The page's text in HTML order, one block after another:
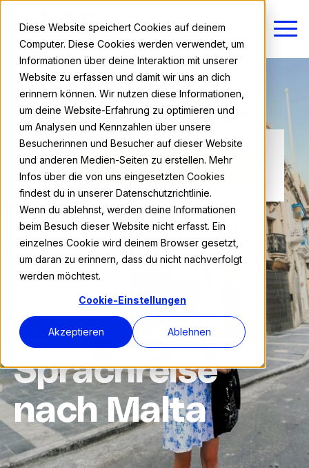
Diese Website speichert Cookies auf deinem
Computer. Diese Cookies werden verwendet, um
Informationen über deine Interaktion mit unserer
Website zu erfassen und damit wir uns an dich
erinnern können. Wir nutzen diese Informationen,
um deine Website-Erfahrung zu optimieren und
um Analysen und Kennzahlen über unsere
Besucherinnen und Besucher auf dieser Website
und anderen Medien-Seiten zu erstellen. Mehr
Infos über die von uns eingesetzten Cookies
findest du in unserer Datenschutzrichtlinie.
Wenn du ablehnst, werden deine Informationen
beim Besuch dieser Website nicht erfasst. Ein
einzelnes Cookie wird deinem Browser gesetzt,
um daran zu erinnern, dass du nicht nachverfolgt
werden möchtest.
Cookie-Einstellungen
Akzeptieren Ablehnen
ab 390 € Alle Preise & Termine
Sprachreise
Sprachreise
nach Malta